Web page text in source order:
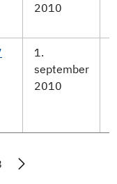
2010
1.
september
2010